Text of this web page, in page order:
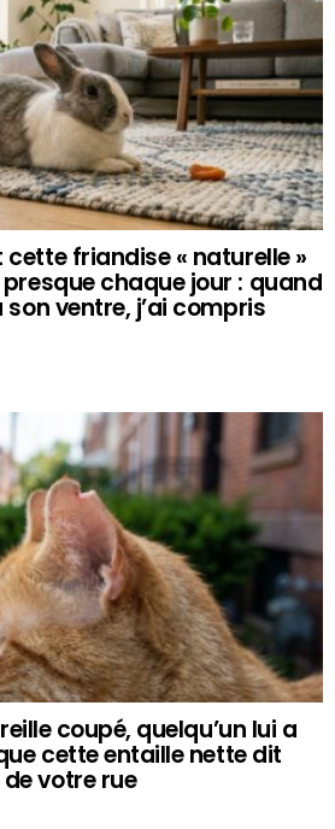
friandise « naturelle »
chaque jour : quand
ventre, j’ai compris
coupé, quelqu’un lui a
cette entaille nette dit
votre rue